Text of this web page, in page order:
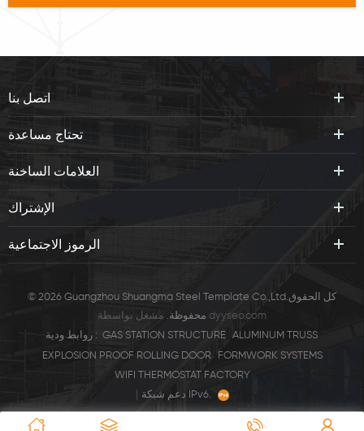
اتصل بنا
تحتاج مساعدة
العلامات الساخنة
الإشتراك
الرموز الاجتماعية
© 2026 Guangzhou Shuangma Steel Template Co.,Ltd.كل الحقوق
محفوظة. dyyseo.com
روابط ودية : GAS STATION STRUCTURE
ALUMINUM TRUSS
EXPLOSION PROOF ROLLING DOOR
FORMWORK SYSTEMS
WIFI THERMOSTAT FACTORY
دعم شبكة IPv6.